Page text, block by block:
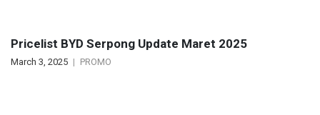
Pricelist BYD Serpong Update Maret 2025
March 3, 2025 PROMO